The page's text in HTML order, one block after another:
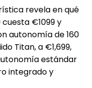
revela en qué
cuesta €1099 y
autonomía de 160
Titan, a €1,699,
estándar
integrado y